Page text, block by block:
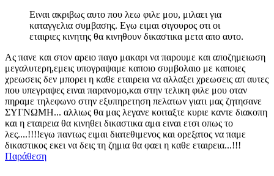
Ειναι ακριβως αυτο που λεω φιλε μου, μιλαει για
καταγγελια συμβασης. Εγω ειμαι σιγουρος οτι οι
εταιριες κινητης θα κινηθουν δικαστικα μετα απο αυτο.
Ας πανε και στον αρειο παγο μακαρι να παρουμε και αποζημειωση
μεγαλυτερη,εμεις υπογραψαμε καποιο συμβολαιο με καποιες
χρεωσεις δεν μπορει η καθε εταιρεια να αλλαξει χρεωσεις απ αυτες
που υπεγραψες ειναι παρανομο,και στην τελικη φιλε μου οταν
πηραμε τηλεφωνο στην εξυπηρετηση πελατων γιατι μας ζητησανε
ΣΥΓΝΩΜΗ... αλλιως θα μας λεγανε κοιταξτε κυριε καντε διακοπη
και η εταιρεια θα κινηθει δικαστικα αμα ειναι ετσι οπως το
λες....!!!!εγω παντως ειμαι διατεθιμενος και ορεξατος να παμε
δικαστικος εκει να δεις τη ζημια θα φαει η καθε εταιρεια...!!!
Παράθεση